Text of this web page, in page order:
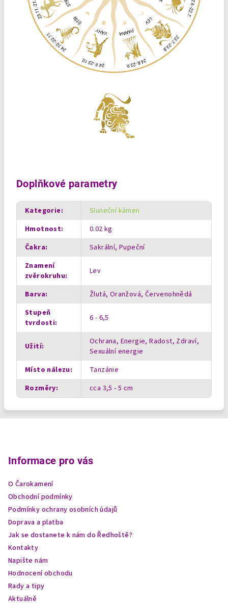
Doplňkové parametry
Kategorie:
Sluneční kámen
Hmotnost:
0.02 kg
Čakra:
Sakrální, Pupeční
Znamení
zvěrokruhu: Lev
Barva:
Žlutá, Oranžová, Červenohnědá
Stupeň
tvrdosti: 6 - 6,5
Užití:
Ochrana, Energie, Radost, Zdraví,
Sexuální energie
Místo nálezu:
Tanzánie
Rozměry: cca 3,5 - 5 cm
Informace pro vás
O Čarokamení
Obchodní podmínky
Podmínky ochrany osobních údajů
Doprava a platba
Jak se dostanete k nám do Ředhoště?
Kontakty
Napište nám
Hodnocení obchodu
Rady a tipy
Aktuálně